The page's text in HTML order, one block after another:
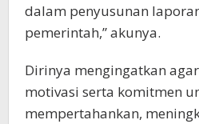
dalam penyusunan
pemerintah,” akunya.
Dirinya mengingatkan
motivasi serta komitmen
mempertahankan,